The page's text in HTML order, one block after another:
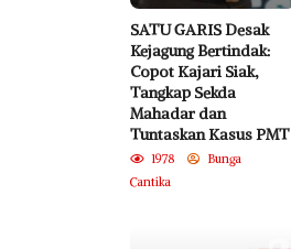
SATU GARIS Desak
Kejagung Bertindak:
Copot Kajari Siak,
Tangkap Sekda
Mahadar dan
Tuntaskan Kasus PMT
1978
Bunga
Cantika